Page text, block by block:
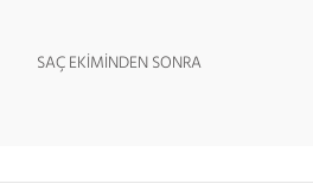
SAÇ EKİMİNDEN SONRA